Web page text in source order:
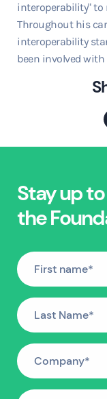
interoperability" to
Throughout his
interoperability
been involved
Stay up
the